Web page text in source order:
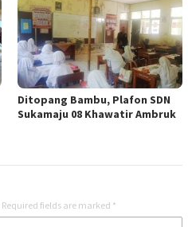
Ditopang Bambu, Plafon SDN
Sukamaju 08 Khawatir Ambruk
Required fields are marked *